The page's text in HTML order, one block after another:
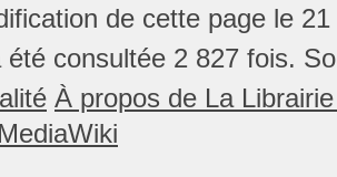
de cette page le
consultée 2 827 fois.
À propos de La